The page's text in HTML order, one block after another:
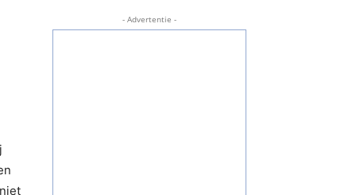
- Advertentie -